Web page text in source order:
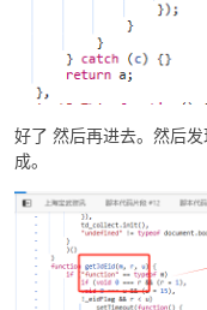
好了 然后再进去。然后
成。